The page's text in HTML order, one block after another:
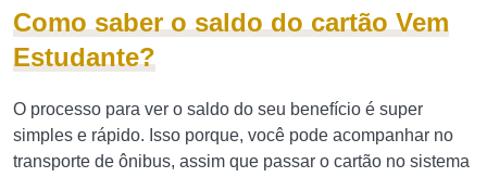
Como saber o saldo do cartão Vem
Estudante?
O processo para ver o saldo do seu benefício é super
simples e rápido. Isso porque, você pode acompanhar no
transporte de ônibus, assim que passar o cartão no sistema